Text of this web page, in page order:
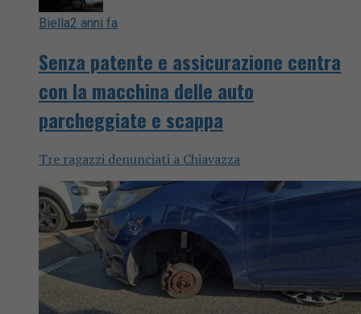
Biella2 anni fa
Senza patente e assicurazione centra
con la macchina delle auto
parcheggiate e scappa
Tre ragazzi denunciati a Chiavazza